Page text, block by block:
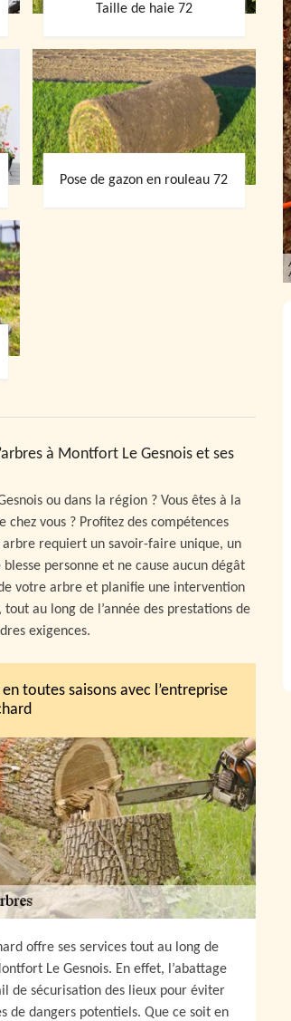
Taille de haie 72
Pose de gazon en rouleau 72
à Montfort Le Gesnois et ses
ou dans la région ? Vous êtes à la
vous ? Profitez des compétences
arbre requiert un savoir-faire unique, un
personne et ne cause aucun dégât
votre arbre et planifie une intervention
au long de l’année des prestations de
exigences.
en toutes saisons avec l’entreprise
offre ses services tout au long de
Le Gesnois. En effet, l’abattage
de sécurisation des lieux pour éviter
de dangers potentiels. Que ce soit en